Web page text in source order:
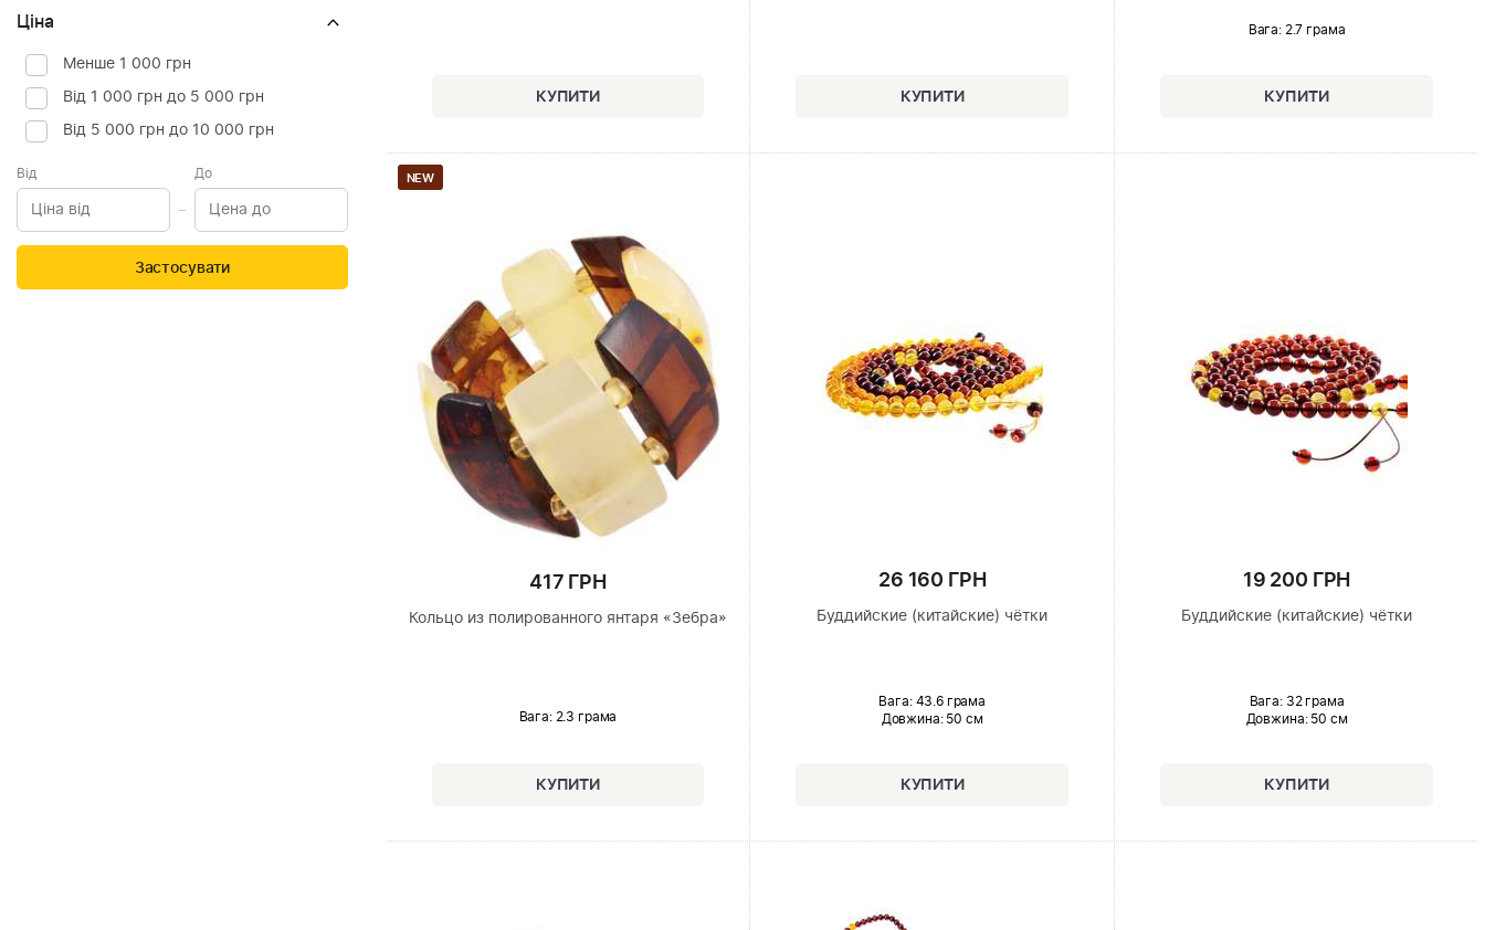
Ціна
Менше 1 000 грн
Від 1 000 грн до 5 000 грн
Від 5 000 грн до 10 000 грн
Від До
Застосувати
Вага: 2.7 грама
NEW
417 ГРН
Кольцо из полированного янтаря «Зебра»
Вага: 2.3 грама
26 160 ГРН
Буддийские (китайские) чётки
Вага: 43.6 грама
Довжина:50 см
19 200 ГРН
Буддийские (китайские) чётки
Вага: 32 грама
Довжина:50 см